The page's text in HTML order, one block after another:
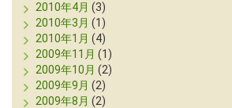
2010年4月 (3)
2010年3月 (1)
2010年1月 (4)
2009年11月 (1)
2009年10月 (2)
2009年9月 (2)
2009年8月 (2)